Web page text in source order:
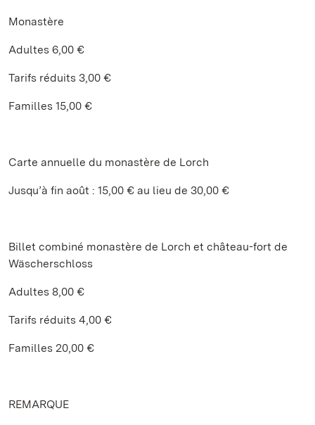
Monastère
Adultes 6,00 €
Tarifs réduits 3,00 €
Familles 15,00 €
Carte annuelle du monastère de Lorch
Jusqu’à fin août : 15,00 € au lieu de 30,00 €
Billet combiné monastère de Lorch et château-fort de
Wäscherschloss
Adultes 8,00 €
Tarifs réduits 4,00 €
Familles 20,00 €
REMARQUE